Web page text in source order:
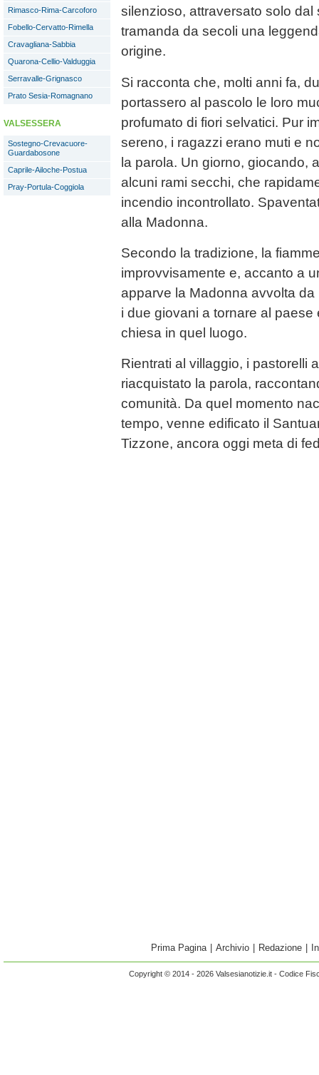
Rimasco-Rima-Carcoforo
Fobello-Cervatto-Rimella
Cravagliana-Sabbia
Quarona-Cellio-Valduggia
Serravalle-Grignasco
Prato Sesia-Romagnano
VALSESSERA
Sostegno-Crevacuore-
Guardabosone
Caprile-Ailoche-Postua
Pray-Portula-Coggiola
silenzioso, attraversato solo dal
tramanda da secoli una
origine.
Si racconta che, molti anni fa,
portassero al pascolo le loro
profumato di fiori selvatici. Pur
sereno, i ragazzi erano muti e
la parola. Un giorno, giocando,
alcuni rami secchi, che
incendio incontrollato.
alla Madonna.
Secondo la tradizione, la
improvvisamente e, accanto a
apparve la Madonna avvolta
i due giovani a tornare al paese
chiesa in quel luogo.
Rientrati al villaggio, i pastorelli
riacquistato la parola,
comunità. Da quel momento
tempo, venne edificato il
Tizzone, ancora oggi meta di
Prima Pagina Archivio Redazione
Copyright © 2014 - 2026 Valsesianotizie.it - Codice